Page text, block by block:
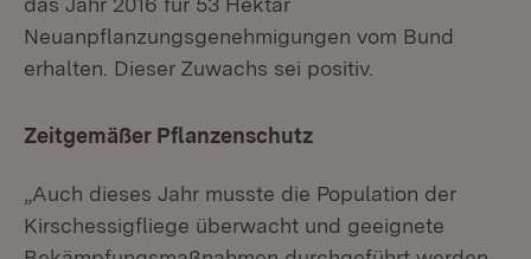
Neuanpflanzungsgenehmigungen vom Bund
erhalten. Dieser Zuwachs sei positiv.
Zeitgemäßer Pflanzenschutz
„Auch dieses Jahr musste die Population der
Kirschessigfliege überwacht und geeignete